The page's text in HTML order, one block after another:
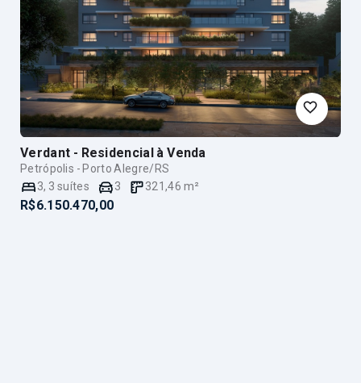
Verdant - Residencial à Venda
Petrópolis - Porto Alegre/RS
3, 3 suítes 3 321,46 m²
R$6.150.470,00